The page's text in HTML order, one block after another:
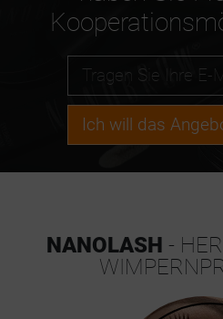
Ich will das
NANOLASH -